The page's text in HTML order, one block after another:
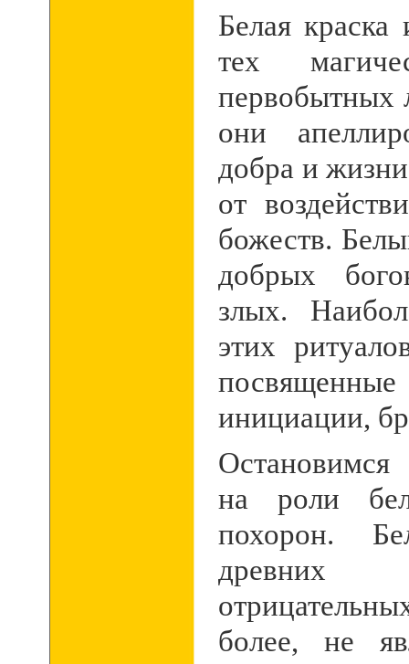
Белая краска
тех
первобытных
они
добра и
от
божеств.
добрых
злых.
этих
инициации,
на роли
похорон.
более, не